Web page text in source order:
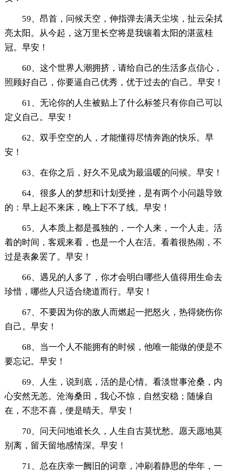
59、昂首，问候天空，伸指弹去满天尘埃，扯云朵拭
亮太阳。从今起，这万里长空将是我镶着太阳的湛蓝桂
冠。早安！
60、这个世界人潮拥挤，请给自己的生活多点信心，
照顾好自己，你要逼自己优秀，优于过去的'自己。早安！
61、无论你的人生被贴上了什么标签只有你自己可以
定义自己。早安！
62、双手空空的人，才能懂得尽情奔跑的快乐。早
安！
63、在你之后，好久不见成为最温暖的问候。早安！
64、很多人的梦想和计划受挫，是有两个小问题导致
的：早上起不来床，晚上下不了线。早安！
65、人本质上都是孤独的，一个人来，一个人走。活
着的时间，客观来看，也是一个人在活。看着很热闹，不
过是表象罢了。早安！
66、遇见的人多了，你才会明白哪些人值得用生命去
珍惜，哪些人只适合绕道而行。早安！
67、不要因为你的敌人而燃起一把怒火，热得烧伤你
自己。早安！
68、当一个人不能拥有的时候，他唯一能做的便是不
要忘记。早安！
69、人生，说到底，活的是心情。看淡世事沧桑，内
心安然无恙。沧海桑田，我心不惊，自然安稳；随缘自
在，不悲不喜，便是晴天。早安！
70、问天问地谁长久，人生自古莫忧愁。愿天愿地莫
别离，留天留地感情深。早安！
71、总在庆幸一阙旧的词章，冲刷着静思的华年，一